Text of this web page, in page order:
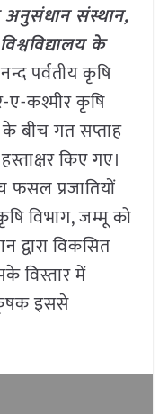
अनुसंधान संस्थान,
के
पर्वतीय कृषि
ए-कश्मीर कृषि
के बीच गत सप्ताह
किए गए।
फसल प्रजातियों
विभाग, जम्मू को
द्वारा विकसित
विस्तार में
कृषक इससे